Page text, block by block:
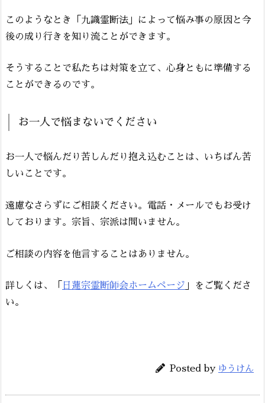
このようなとき「九識霊断法」によって悩み事の原因と今
後の成り行きを知り流ことができます。
そうすることで私たちは対策を立て、心身ともに準備する
ことができるのです。
お一人で悩まないでください
お一人で悩んだり苦しんだり抱え込むことは、いちばん苦
しいことです。
遠慮なさらずにご相談ください。電話・メールでもお受け
しております。宗旨、宗派は問いません。
ご相談の内容を他言することはありません。
詳しくは、「 日蓮宗霊断師会ホームページ 」をご覧くださ
い。
Posted by ゆうけん